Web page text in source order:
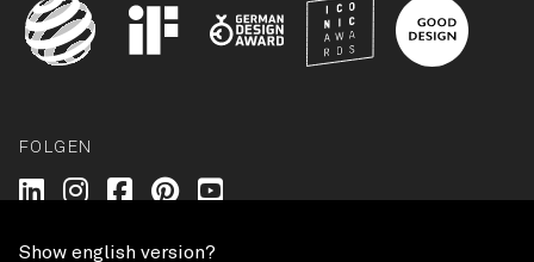
FOLGEN
Wilkhahn @ LinkedIn
Wilkhahn @ Instagram
Wilkhahn @ Facebook
Wilkhahn @ Pinterest
Show english version?